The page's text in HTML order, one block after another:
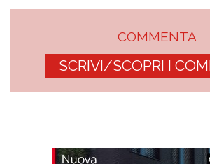
COMMENTA
SCRIVI/SCOPRI I